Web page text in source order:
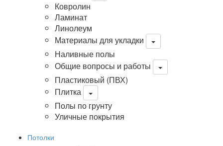
Ковролин
Ламинат
Линолеум
Материалы для укладки
Наливные полы
Общие вопросы и работы
Пластиковый (ПВХ)
Плитка
Полы по грунту
Уличные покрытия
Потолки